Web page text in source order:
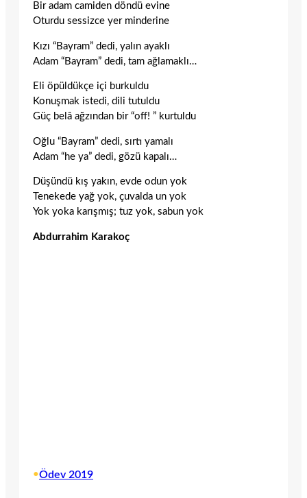
Bir adam camiden döndü evine
Oturdu sessizce yer minderine
Kızı “Bayram” dedi, yalın ayaklı
Adam “Bayram” dedi, tam ağlamaklı…
Eli öpüldükçe içi burkuldu
Konuşmak istedi, dili tutuldu
Güç belâ ağzından bir “off! ” kurtuldu
Oğlu “Bayram” dedi, sırtı yamalı
Adam “he ya” dedi, gözü kapalı…
Düşündü kış yakın, evde odun yok
Tenekede yağ yok, çuvalda un yok
Yok yoka karışmış; tuz yok, sabun yok
Abdurrahim Karakoç
•Ödev 2019